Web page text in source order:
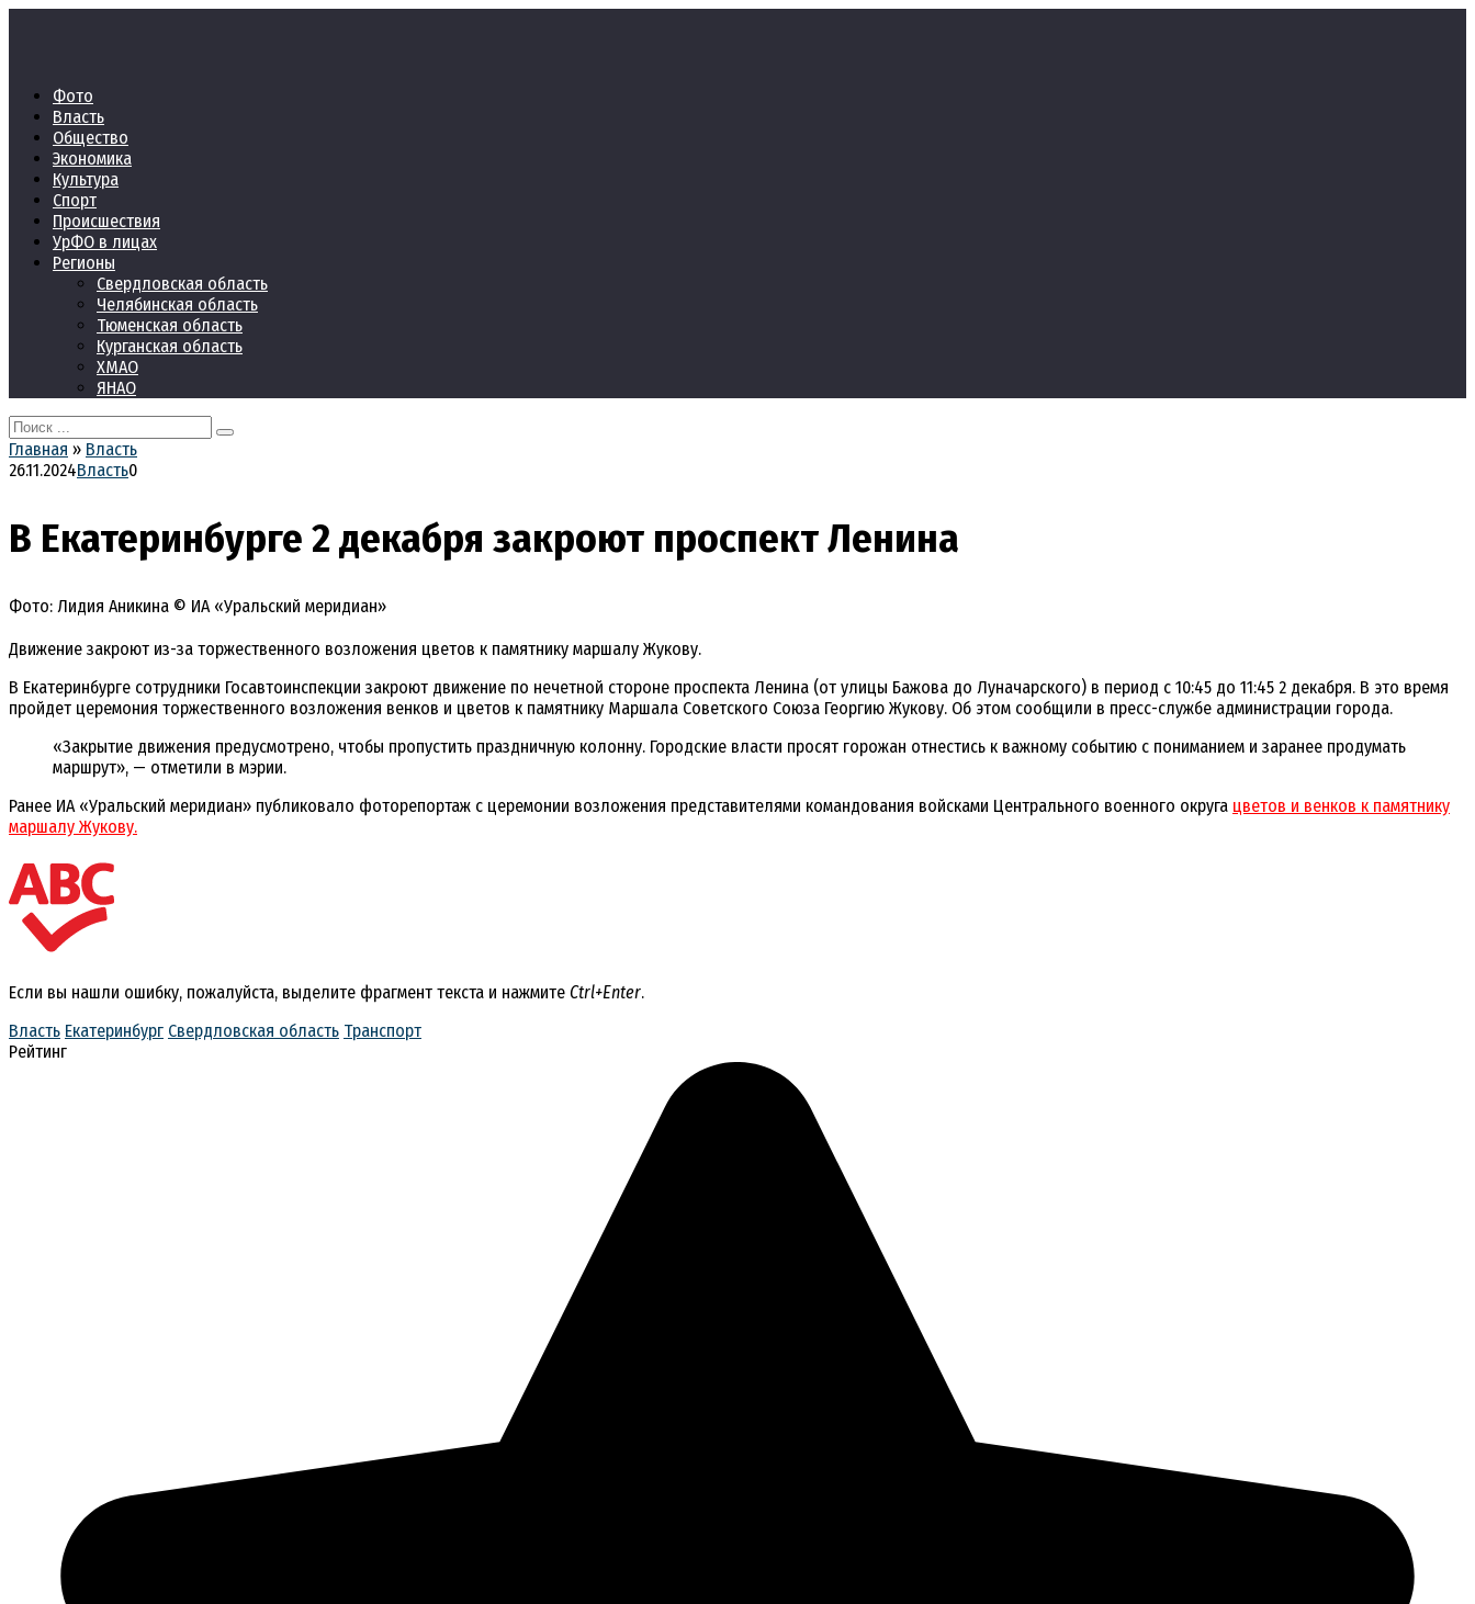
Фото
Власть
Общество
Экономика
Культура
Спорт
Происшествия
УрФО в лицах
Регионы
Свердловская область
Челябинская область
Тюменская область
Курганская область
ХМАО
ЯНАО
Search
for:
Главная » Власть
26.11.2024Власть0
В Екатеринбурге 2 декабря закроют проспект Ленина
Фото: Лидия Аникина © ИА «Уральский меридиан»
Движение закроют из-за торжественного возложения цветов к памятнику маршалу Жукову.
В Екатеринбурге сотрудники Госавтоинспекции закроют движение по нечетной стороне проспекта Ленина (от улицы Бажова до Луначарского) в период с 10:45 до 11:45 2 декабря. В это время
пройдет церемония торжественного возложения венков и цветов к памятнику Маршала Советского Союза Георгию Жукову. Об этом сообщили в пресс-службе администрации города.
«Закрытие движения предусмотрено, чтобы пропустить праздничную колонну. Городские власти просят горожан отнестись к важному событию с пониманием и заранее продумать
маршрут», — отметили в мэрии.
Ранее ИА «Уральский меридиан» публиковало фоторепортаж с церемонии возложения представителями командования войсками Центрального военного округа цветов и венков к памятнику
маршалу Жукову.
Если вы нашли ошибку, пожалуйста, выделите фрагмент текста и нажмите Ctrl+Enter.
Власть Екатеринбург Свердловская область Транспорт
Рейтинг